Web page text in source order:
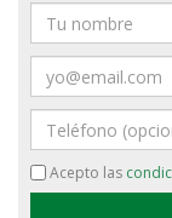
Nombre
Email
Teléfono
Acepto las